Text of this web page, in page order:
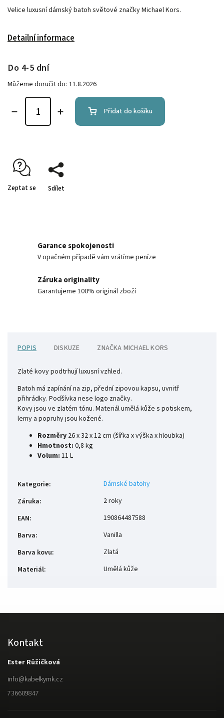
Velice luxusní dámský batoh světové značky Michael Kors.
Detailní informace
Do 4-5 dní
Můžeme doručit do: 11.8.2026
Přidat do košíku
Zeptat se Sdílet
Garance spokojenosti
V opačném případě vám vrátíme peníze
Záruka originality
Garantujeme 100% originál zboží
POPIS DISKUZE ZNAČKA MICHAEL KORS
Zlaté kovy podtrhují luxusní vzhled.
Batoh má zapínání na zip, přední zipovou kapsu, uvnitř
přihrádky. Podšívka nese logo značky.
Kovy jsou ve zlatém tónu. Materiál umělá kůže s potiskem,
lemy a popruhy jsou kožené.
Rozměry 26 x 32 x 12 cm (šířka x výška x hloubka)
Hmotnost: 0,8 kg
Volum: 11 L
Kategorie:
Dámské batohy
Záruka:
2 roky
EAN:
190864487588
Barva:
Vanilla
Barva kovu:
Zlatá
Materiál: Umělá kůže
Kontakt
Ester Růžičková
info@kabelkymk.cz
736609847